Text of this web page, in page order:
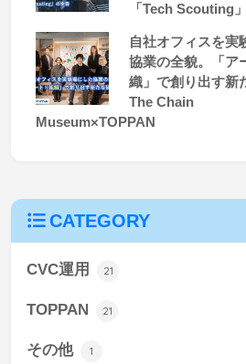
「Tech Scouting
自社オフィスを実
協業の全貌。「ア
織」で創り出す新
The Chain
Museum×TOPPAN
CATEGORY
CVC運用 21
TOPPAN 21
その他 1